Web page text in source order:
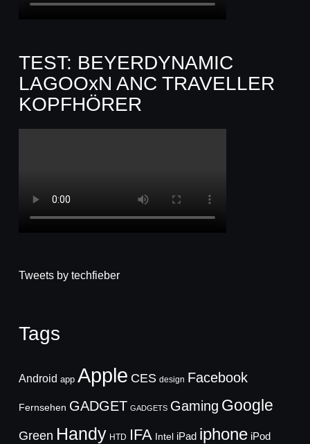
TEST: BEYERDYNAMIC
LAGOOxN ANC TRAVELLER
KOPFHÖRER
Tweets by techfieber
Tags
Android app Apple CES design Facebook
Fernsehen GADGET GADGETS Gaming Google
Green Handy HTD IFA Intel iPad iphone iPod